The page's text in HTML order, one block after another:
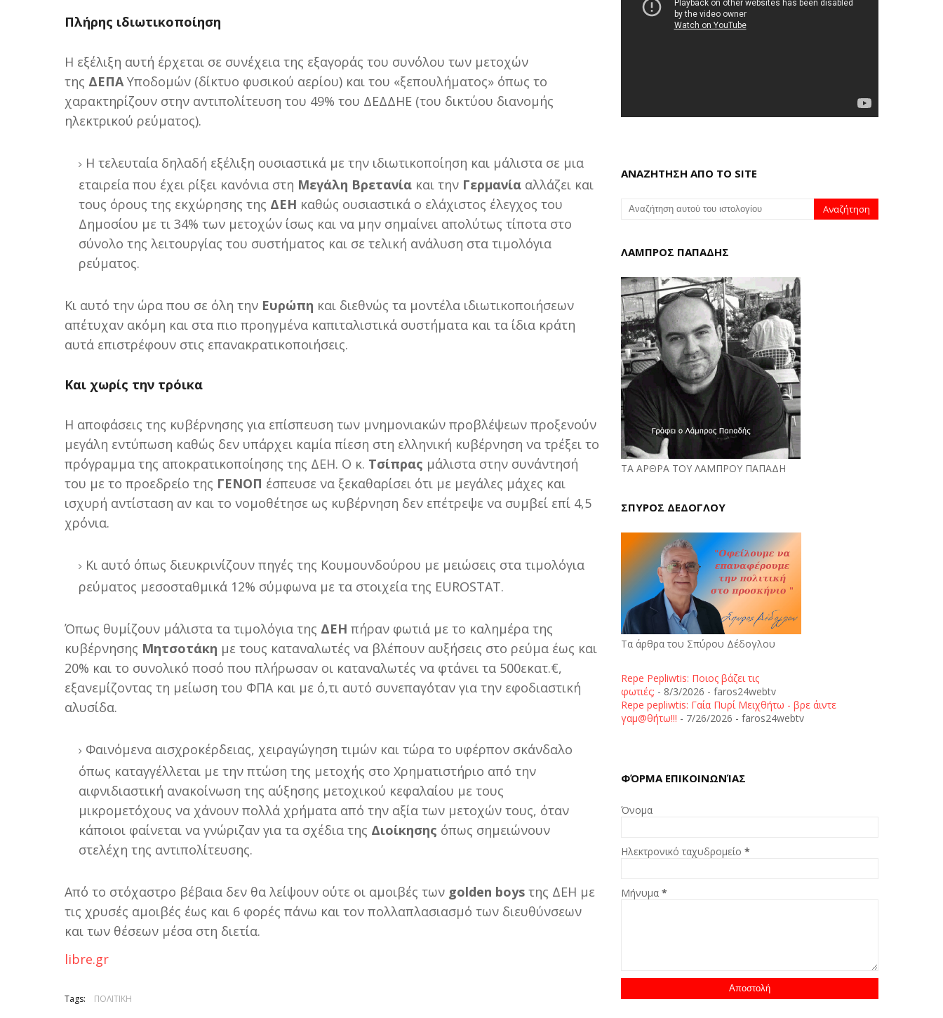
Πλήρης ιδιωτικοποίηση
Η εξέλιξη αυτή έρχεται σε συνέχεια της εξαγοράς του συνόλου των μετοχών
της ΔΕΠΑΥποδομών (δίκτυο φυσικού αερίου) και του «ξεπουλήματος» όπως το
χαρακτηρίζουν στην αντιπολίτευση του 49% του ΔΕΔΔΗΕ (του δικτύου διανομής
ηλεκτρικού ρεύματος).
Η τελευταία δηλαδή εξέλιξη ουσιαστικά με την ιδιωτικοποίηση και μάλιστα σε μια
εταιρεία που έχει ρίξει κανόνια στη Μεγάλη Βρετανία και την Γερμανία αλλάζει και
τους όρους της εκχώρησης της ΔΕΗ καθώς ουσιαστικά ο ελάχιστος έλεγχος του
Δημοσίου με τι 34% των μετοχών ίσως και να μην σημαίνει απολύτως τίποτα στο
σύνολο της λειτουργίας του συστήματος και σε τελική ανάλυση στα τιμολόγια
ρεύματος.
Κι αυτό την ώρα που σε όλη την Ευρώπη και διεθνώς τα μοντέλα ιδιωτικοποιήσεων
απέτυχαν ακόμη και στα πιο προηγμένα καπιταλιστικά συστήματα και τα ίδια κράτη
αυτά επιστρέφουν στις επανακρατικοποιήσεις.
Και χωρίς την τρόικα
Η αποφάσεις της κυβέρνησης για επίσπευση των μνημονιακών προβλέψεων προξενούν
μεγάλη εντύπωση καθώς δεν υπάρχει καμία πίεση στη ελληνική κυβέρνηση να τρέξει το
πρόγραμμα της αποκρατικοποίησης της ΔΕΗ. Ο κ. Τσίπρας μάλιστα στην συνάντησή
του με το προεδρείο της ΓΕΝΟΠ έσπευσε να ξεκαθαρίσει ότι με μεγάλες μάχες και
ισχυρή αντίσταση αν και το νομοθέτησε ως κυβέρνηση δεν επέτρεψε να συμβεί επί 4,5
χρόνια.
Κι αυτό όπως διευκρινίζουν πηγές της Κουμουνδούρου με μειώσεις στα τιμολόγια
ρεύματος μεσοσταθμικά 12% σύμφωνα με τα στοιχεία της EUROSTAT.
Όπως θυμίζουν μάλιστα τα τιμολόγια της ΔΕΗ πήραν φωτιά με το καλημέρα της
κυβέρνησης Μητσοτάκη με τους καταναλωτές να βλέπουν αυξήσεις στο ρεύμα έως και
20% και το συνολικό ποσό που πλήρωσαν οι καταναλωτές να φτάνει τα 500εκατ.€,
εξανεμίζοντας τη μείωση του ΦΠΑ και με ό,τι αυτό συνεπαγόταν για την εφοδιαστική
αλυσίδα.
Φαινόμενα αισχροκέρδειας, χειραγώγηση τιμών και τώρα το υφέρπον σκάνδαλο
όπως καταγγέλλεται με την πτώση της μετοχής στο Χρηματιστήριο από την
αιφνιδιαστική ανακοίνωση της αύξησης μετοχικού κεφαλαίου με τους
μικρομετόχους να χάνουν πολλά χρήματα από την αξία των μετοχών τους, όταν
κάποιοι φαίνεται να γνώριζαν για τα σχέδια της Διοίκησης όπως σημειώνουν
στελέχη της αντιπολίτευσης.
Από το στόχαστρο βέβαια δεν θα λείψουν ούτε οι αμοιβές των golden boys της ΔΕΗ με
τις χρυσές αμοιβές έως και 6 φορές πάνω και τον πολλαπλασιασμό των διευθύνσεων
και των θέσεων μέσα στη διετία.
libre.gr
Tags: ΠΟΛΙΤΙΚΗ
ΑΝΑΖΗΤΗΣΗ ΑΠΟ ΤΟ SITE
ΛΑΜΠΡΟΣ ΠΑΠΑΔΗΣ
ΤΑ ΑΡΘΡΑ ΤΟΥ ΛΑΜΠΡΟΥ ΠΑΠΑΔΗ
ΣΠΥΡΟΣ ΔΕΔΟΓΛΟΥ
Τα άρθρα του Σπύρου Δέδογλου
Repe Pepliwtis: Ποιος βάζει τις
φωτιές; - 8/3/2026 - faros24webtv
Repe pepliwtis: Γαία Πυρί Μειχθήτω - βρε άιντε
γαμ@θήτω!!! - 7/26/2026 - faros24webtv
ΦΌΡΜΑ ΕΠΙΚΟΙΝΩΝΊΑΣ
Όνομα
Ηλεκτρονικό ταχυδρομείο*
Μήνυμα*